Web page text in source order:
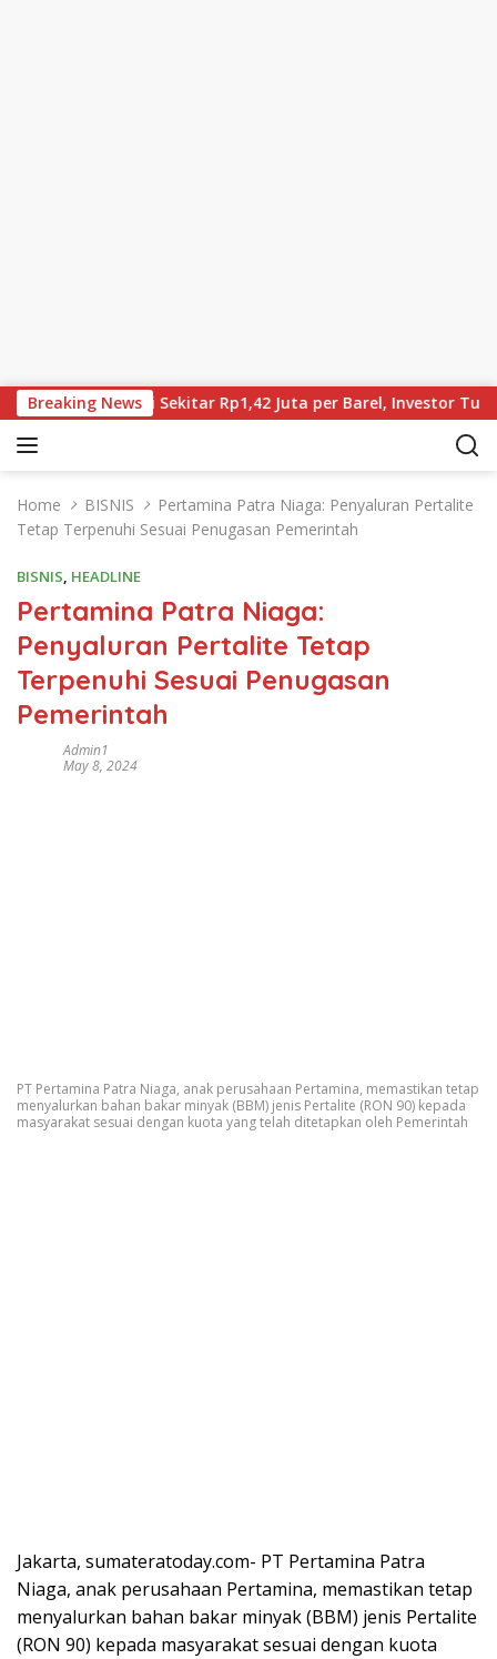
Breaking News
Brent Kini Sekitar Rp1,42 Juta per Barel, Investor Tunggu
Home BISNIS
Pertamina Patra Niaga: Penyaluran Pertalite
Tetap Terpenuhi Sesuai Penugasan Pemerintah
BISNIS, HEADLINE
Pertamina Patra Niaga:
Penyaluran Pertalite Tetap
Terpenuhi Sesuai Penugasan
Pemerintah
Admin1
May 8, 2024
PT Pertamina Patra Niaga, anak perusahaan Pertamina, memastikan tetap
menyalurkan bahan bakar minyak (BBM) jenis Pertalite (RON 90) kepada
masyarakat sesuai dengan kuota yang telah ditetapkan oleh Pemerintah
Jakarta, sumateratoday.com- PT Pertamina Patra
Niaga, anak perusahaan Pertamina, memastikan tetap
menyalurkan bahan bakar minyak (BBM) jenis Pertalite
(RON 90) kepada masyarakat sesuai dengan kuota